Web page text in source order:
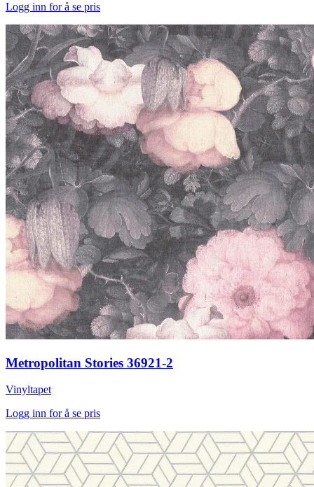
Logg inn for å se pris
Metropolitan Stories 36921-2
Vinyltapet
Logg inn for å se pris